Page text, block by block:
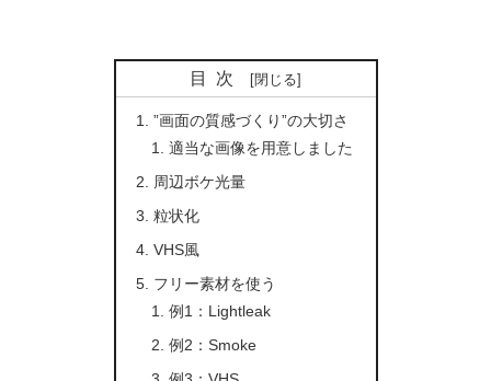
目次
”画面の質感づくり”の大切さ
適当な画像を用意しました
周辺ボケ光量
粒状化
VHS風
フリー素材を使う
例1：Lightleak
例2：Smoke